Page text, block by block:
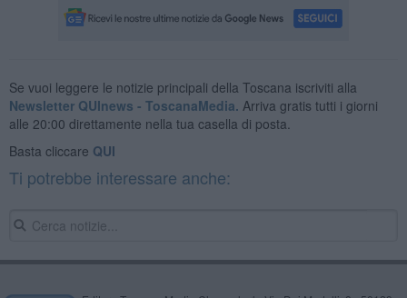
Se vuoi leggere le notizie principali della Toscana iscriviti alla
Newsletter QUInews - ToscanaMedia. Arriva gratis tutti i giorni
alle 20:00 direttamente nella tua casella di posta.
Basta cliccare QUI
Ti potrebbe interessare anche: